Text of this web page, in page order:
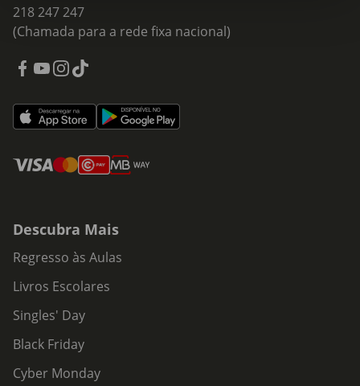
218 247 247
(Chamada para a rede fixa nacional)
Descubra Mais
Regresso às Aulas
Livros Escolares
Singles' Day
Black Friday
Cyber Monday